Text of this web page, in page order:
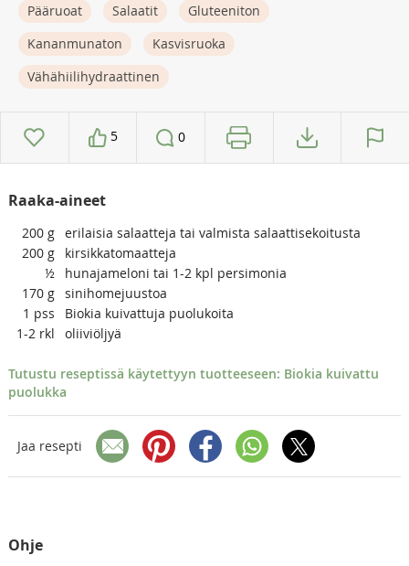
Pääruoat Salaatit
Gluteeniton
Kananmunaton
Kasvisruoka
Vähähiilihydraattinen
5 0
Raaka-aineet
200 g erilaisia salaatteja tai valmista salaattisekoitusta
200 g
kirsikkatomaatteja
½
hunajameloni tai 1-2 kpl persimonia
170 g sinihomejuustoa
1 pss
Biokia kuivattuja puolukoita
1-2 rkl oliiviöljyä
Tutustu reseptissä käytettyyn tuotteeseen: Biokia kuivattu
puolukka
Jaa resepti
Ohje